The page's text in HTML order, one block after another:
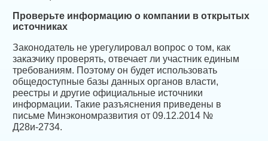
Проверьте информацию о компании в открытых
источниках
Законодатель не урегулировал вопрос о том, как
заказчику проверять, отвечает ли участник единым
требованиям. Поэтому он будет использовать
общедоступные базы данных органов власти,
реестры и другие официальные источники
информации. Такие разъяснения приведены в
письме Минэкономразвития от 09.12.2014 №
Д28и-2734.